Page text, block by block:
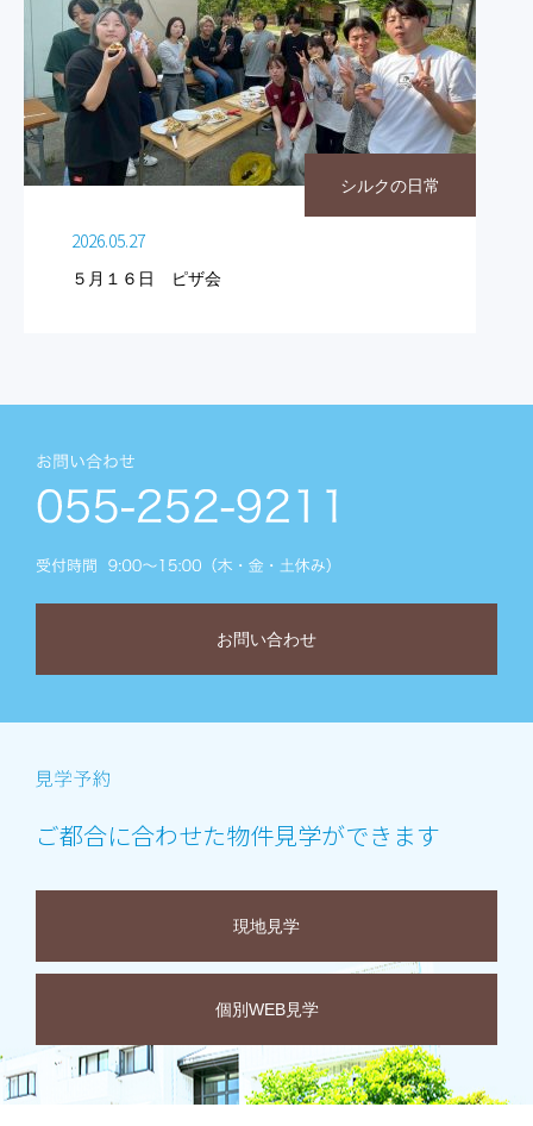
シルクの日常
2026.05.27
５月１６日 ピザ会
お問い合わせ
ご都合に合わせた物件見学ができます
現地見学
個別WEB見学